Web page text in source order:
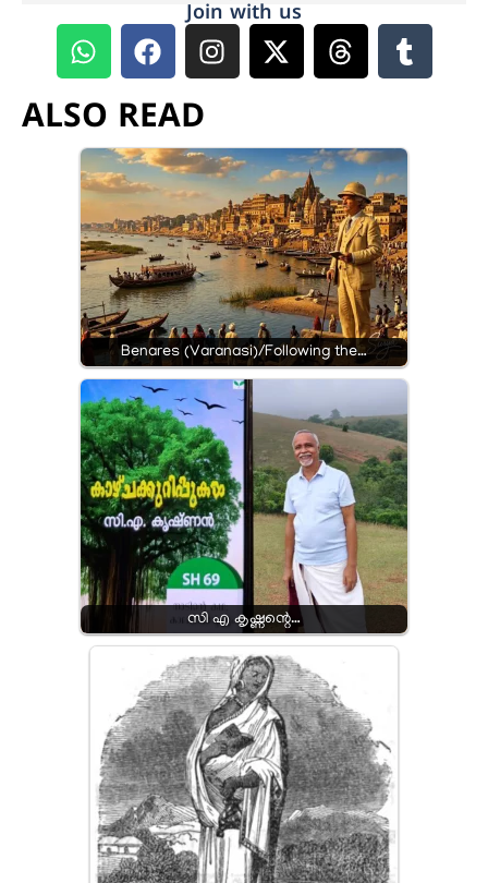
Join with us
ALSO READ
Benares (Varanasi)/Following the…
സി എ കൃഷ്ണന്റെ…